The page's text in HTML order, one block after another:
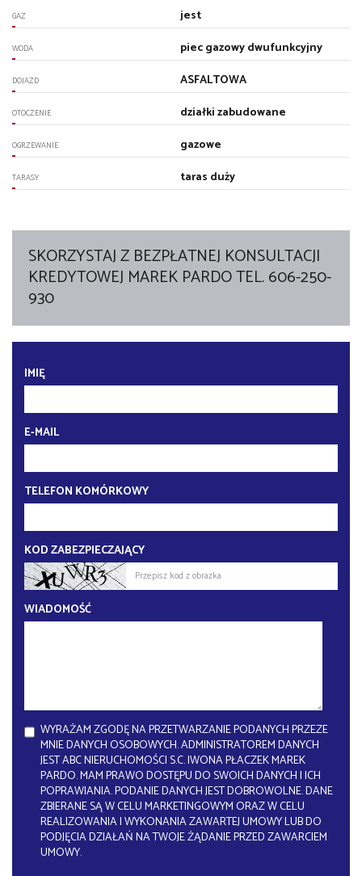
GAZ jest
WODA piec gazowy dwufunkcyjny
DOJAZD ASFALTOWA
OTOCZENIE działki zabudowane
OGRZEWANIE gazowe
TARASY taras duży
SKORZYSTAJ Z BEZPŁATNEJ KONSULTACJI
KREDYTOWEJ MAREK PARDO TEL. 606-250-
930
IMIĘ
E-MAIL
TELEFON KOMÓRKOWY
KOD ZABEZPIECZAJĄCY
WIADOMOŚĆ
WYRAŻAM ZGODĘ NA PRZETWARZANIE PODANYCH PRZEZE
MNIE DANYCH OSOBOWYCH. ADMINISTRATOREM DANYCH
JEST ABC NIERUCHOMOŚCI S.C. IWONA PŁACZEK MAREK
PARDO. MAM PRAWO DOSTĘPU DO SWOICH DANYCH I ICH
POPRAWIANIA. PODANIE DANYCH JEST DOBROWOLNE. DANE
ZBIERANE SĄ W CELU MARKETINGOWYM ORAZ W CELU
REALIZOWANIA I WYKONANIA ZAWARTEJ UMOWY LUB DO
PODJĘCIA DZIAŁAŃ NA TWOJE ŻĄDANIE PRZED ZAWARCIEM
UMOWY.